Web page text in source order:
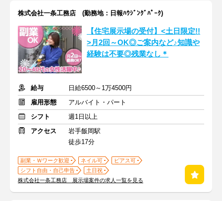
株式会社一条工務店 (勤務地：日報ﾊｳｼﾞﾝｸﾞﾊﾟｰｸ)
【住宅展示場の受付】<土日限定!!
>月2回～OK◎ご案内など♪知識や
経験は不要◎残業なし＊
給与
日給6500～1万4500円
雇用形態
アルバイト・パート
シフト
週1日以上
アクセス
岩手飯岡駅
徒歩17分
副業・Ｗワーク歓迎 ネイル可
ピアス可
シフト自由・自己申告
土日祝
株式会社一条工務店 展示場案件の求人一覧を見る